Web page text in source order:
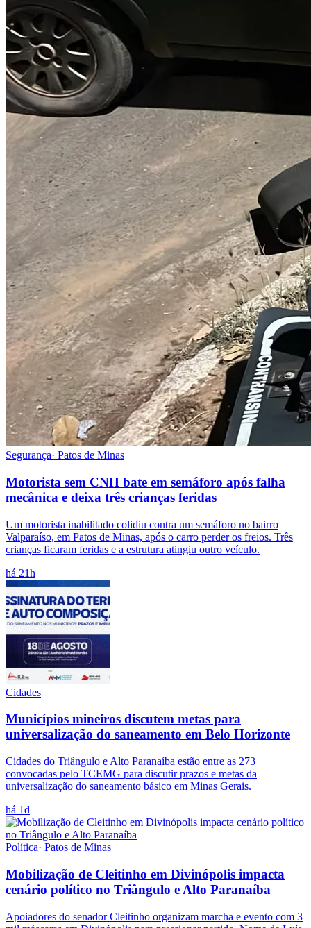
Segurança· Patos de Minas
Motorista sem CNH bate em semáforo após falha
mecânica e deixa três crianças feridas
Um motorista inabilitado colidiu contra um semáforo no bairro
Valparaíso, em Patos de Minas, após o carro perder os freios. Três
crianças ficaram feridas e a estrutura atingiu outro veículo.
há 21h
Cidades
Municípios mineiros discutem metas para
universalização do saneamento em Belo Horizonte
Cidades do Triângulo e Alto Paranaíba estão entre as 273
convocadas pelo TCEMG para discutir prazos e metas da
universalização do saneamento básico em Minas Gerais.
há 1d
Política· Patos de Minas
Mobilização de Cleitinho em Divinópolis impacta
cenário político no Triângulo e Alto Paranaíba
Apoiadores do senador Cleitinho organizam marcha e evento com 3